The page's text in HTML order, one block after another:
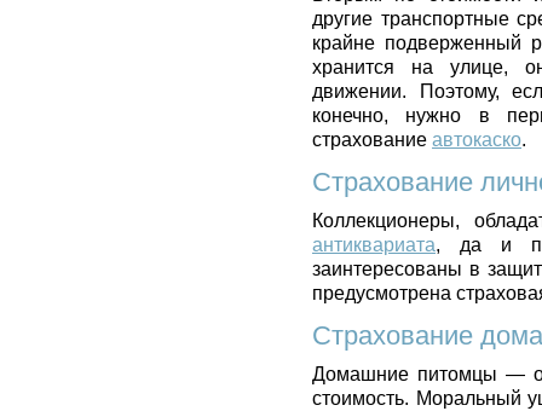
другие транспортные
крайне подверженный
хранится на улице,
движении. Поэтому,
конечно, нужно в
страхование автокаско.
Страхование
Коллекционеры,
антиквариата, да и
заинтересованы в
предусмотрена
Страхование
Домашние питомцы —
стоимость. Моральный